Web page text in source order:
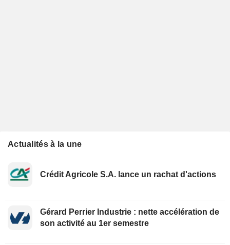
Actualités à la une
Crédit Agricole S.A. lance un rachat d'actions
Gérard Perrier Industrie : nette accélération de
son activité au 1er semestre